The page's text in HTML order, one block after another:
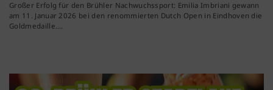
Großer Erfolg für den Brühler Nachwuchssport: Emilia Imbriani gewann
am 11. Januar 2026 bei den renommierten Dutch Open in Eindhoven die
Goldmedaille.…